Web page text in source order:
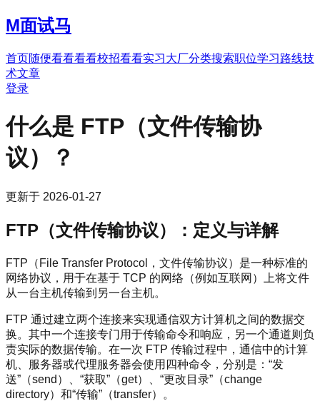
M面试马
首页随便看看看看校招看看实习大厂分类搜索职位学习路线技
术文章
登录
什么是 FTP（文件传输协
议）？
更新于 2026-01-27
FTP（文件传输协议）：定义与详解
FTP（File Transfer Protocol，文件传输协议）是一种标准的
网络协议，用于在基于 TCP 的网络（例如互联网）上将文件
从一台主机传输到另一台主机。
FTP 通过建立两个连接来实现通信双方计算机之间的数据交
换。其中一个连接专门用于传输命令和响应，另一个通道则负
责实际的数据传输。在一次 FTP 传输过程中，通信中的计算
机、服务器或代理服务器会使用四种命令，分别是：“发
送”（send）、“获取”（get）、“更改目录”（change
directory）和“传输”（transfer）。